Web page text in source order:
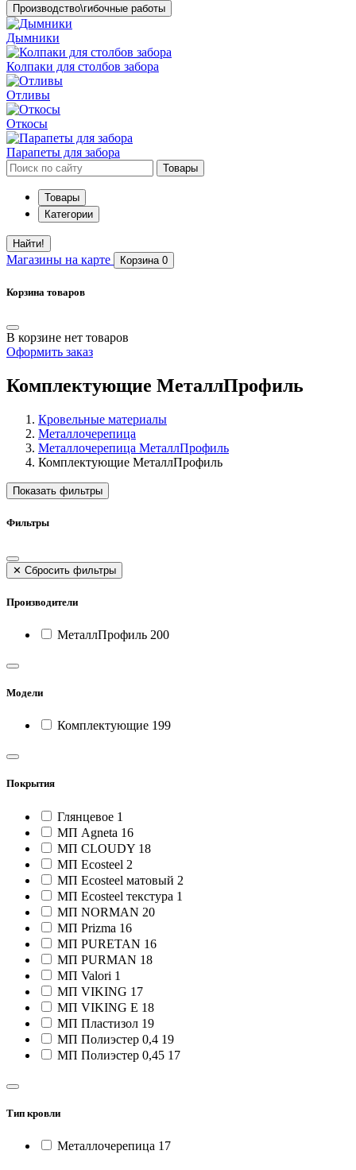
Производство\гибочные работы
Дымники
Колпаки для столбов забора
Отливы
Откосы
Парапеты для забора
Товары
Товары
Категории
Найти!
Магазины на карте Корзина 0
Корзина товаров
В корзине нет товаров
Оформить заказ
Комплектующие МеталлПрофиль
Кровельные материалы
Металлочерепица
Металлочерепица МеталлПрофиль
Комплектующие МеталлПрофиль
Показать фильтры
Фильтры
✕ Сбросить фильтры
Производители
МеталлПрофиль 200
Модели
Комплектующие 199
Покрытия
Глянцевое 1
МП Agneta 16
МП CLOUDY 18
МП Ecosteel 2
МП Ecosteel матовый 2
МП Ecosteel текстура 1
МП NORMAN 20
МП Prizma 16
МП PURETAN 16
МП PURMAN 18
МП Valori 1
МП VIKING 17
МП VIKING E 18
МП Пластизол 19
МП Полиэстер 0,4 19
МП Полиэстер 0,45 17
Тип кровли
Металлочерепица 17